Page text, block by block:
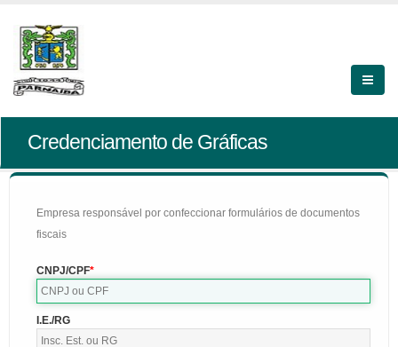
Credenciamento de Gráficas
Empresa responsável por confeccionar formulários de documentos
fiscais
CNPJ/CPF
I.E./RG